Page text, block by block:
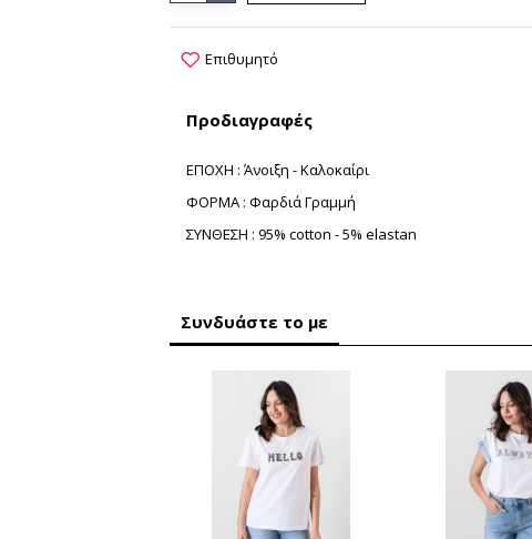
Επιθυμητό
Συνδυάστε το με
Προδιαγραφές
ΕΠΟΧΗ : Άνοιξη - Καλοκαίρι
ΦΟΡΜΑ : Φαρδιά Γραμμή
ΣΥΝΘΕΣΗ : 95% cotton - 5% elastan